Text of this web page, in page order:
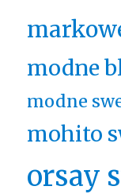
modne
modne
mohito
orsay